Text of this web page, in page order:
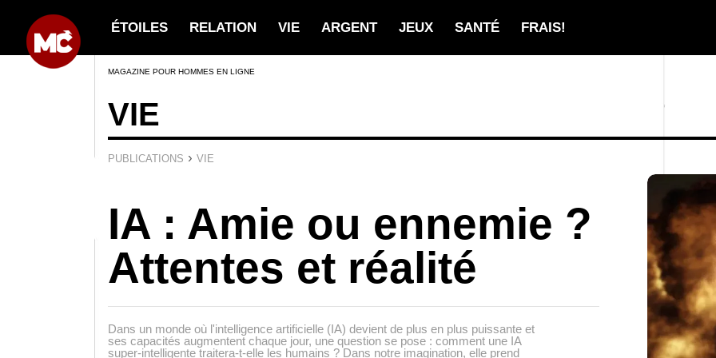
ÉTOILES RELATION VIE ARGENT JEUX SANTÉ FRAIS!
MAGAZINE POUR HOMMES EN LIGNE
VIE
PUBLICATIONS › VIE
IA : Amie ou ennemie ?
Attentes et réalité
Dans un monde où l'intelligence artificielle (IA) devient de plus en plus puissante et
ses capacités augmentent chaque jour, une question se pose : comment une IA
super-intelligente traitera-t-elle les humains ? Dans notre imagination, elle prend